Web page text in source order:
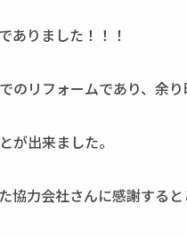
ありました！！！
のリフォームであり、余
が出来ました。
力会社さんに感謝すると